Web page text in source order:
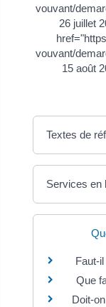
vouvant/
26 juillet
vouvant/
15 août
Textes de
Services en
Faut-
Que
Doit-